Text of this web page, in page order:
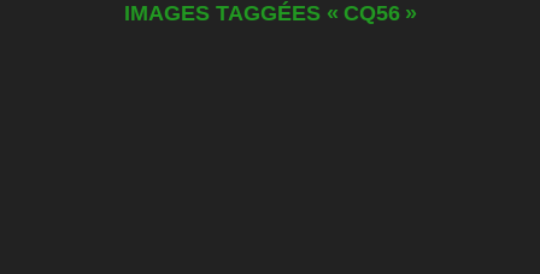
IMAGES TAGGÉES « CQ56 »